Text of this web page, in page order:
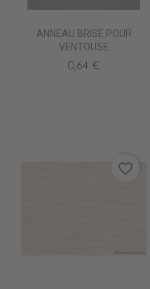
ANNEAU BRISE POUR
VENTOUSE
0,64 €
favorite_border